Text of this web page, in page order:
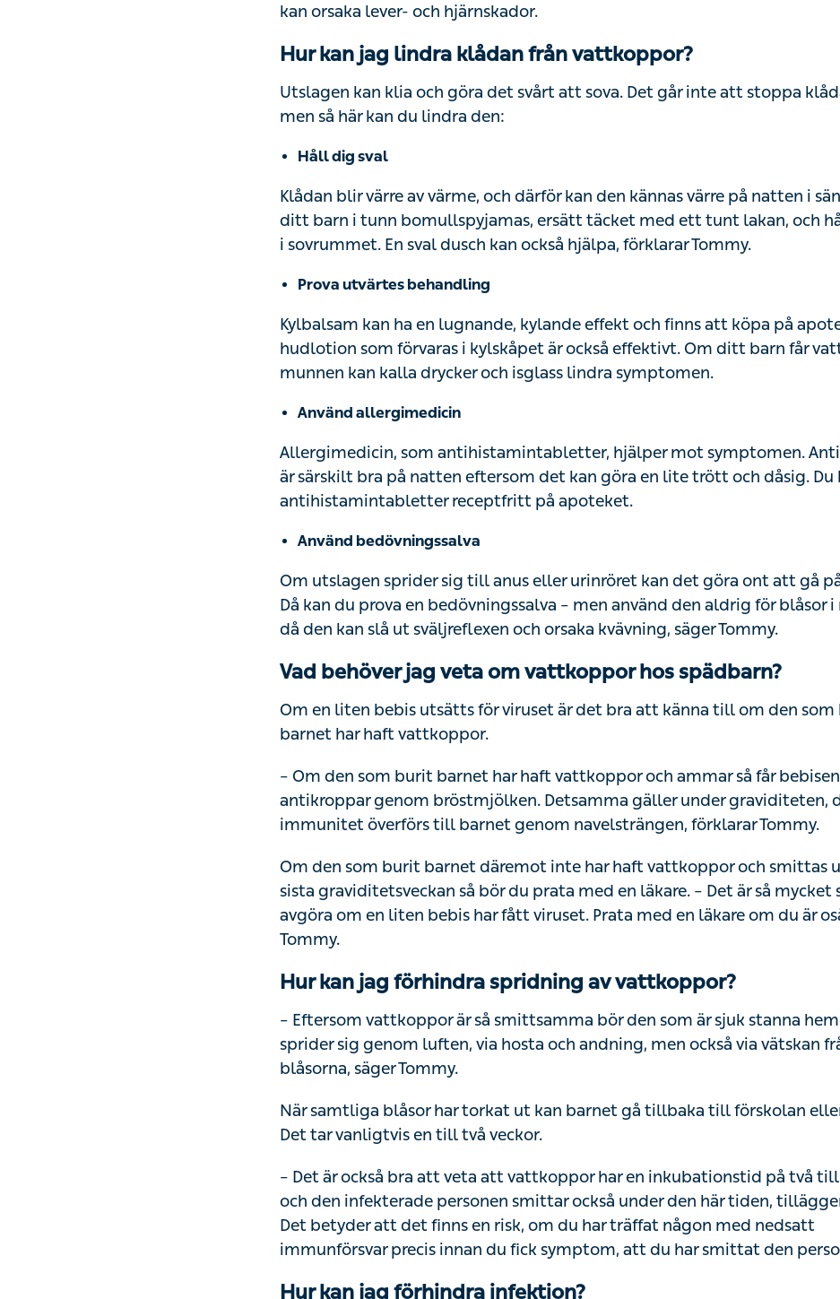
kan orsaka lever- och hjärnskador.
Hur kan jag lindra klådan från vattkoppor?
Utslagen kan klia och göra det svårt att sova. Det går inte att stoppa
men så här kan du lindra den:
Håll dig sval
Klådan blir värre av värme, och därför kan den kännas värre på natten i
ditt barn i tunn bomullspyjamas, ersätt täcket med ett tunt lakan, och
i sovrummet. En sval dusch kan också hjälpa, förklarar Tommy.
Prova utvärtes behandling
Kylbalsam kan ha en lugnande, kylande effekt och finns att köpa på
hudlotion som förvaras i kylskåpet är också effektivt. Om ditt barn får
munnen kan kalla drycker och isglass lindra symptomen.
Använd allergimedicin
Allergimedicin, som antihistamintabletter, hjälper mot symptomen.
är särskilt bra på natten eftersom det kan göra en lite trött och dåsig. Du
antihistamintabletter receptfritt på apoteket.
Använd bedövningssalva
Om utslagen sprider sig till anus eller urinröret kan det göra ont att gå
Då kan du prova en bedövningssalva – men använd den aldrig för blåsor i
då den kan slå ut sväljreflexen och orsaka kvävning, säger Tommy.
Vad behöver jag veta om vattkoppor hos spädbarn?
Om en liten bebis utsätts för viruset är det bra att känna till om den
barnet har haft vattkoppor.
– Om den som burit barnet har haft vattkoppor och ammar så får bebisen
antikroppar genom bröstmjölken. Detsamma gäller under graviditeten,
immunitet överförs till barnet genom navelsträngen, förklarar Tommy.
Om den som burit barnet däremot inte har haft vattkoppor och smittas
sista graviditetsveckan så bör du prata med en läkare. – Det är så mycket
avgöra om en liten bebis har fått viruset. Prata med en läkare om du är
Tommy.
Hur kan jag förhindra spridning av vattkoppor?
– Eftersom vattkoppor är så smittsamma bör den som är sjuk stanna
sprider sig genom luften, via hosta och andning, men också via vätskan
blåsorna, säger Tommy.
När samtliga blåsor har torkat ut kan barnet gå tillbaka till förskolan
Det tar vanligtvis en till två veckor.
– Det är också bra att veta att vattkoppor har en inkubationstid på två till
och den infekterade personen smittar också under den här tiden,
Det betyder att det finns en risk, om du har träffat någon med nedsatt
immunförsvar precis innan du fick symptom, att du har smittat den
Hur kan jag förhindra infektion?